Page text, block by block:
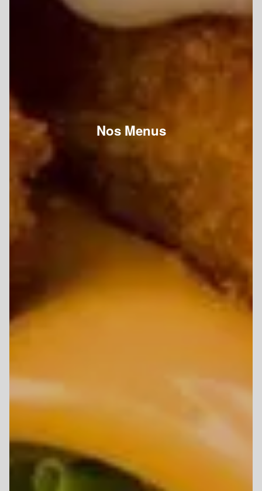
Nos Menus